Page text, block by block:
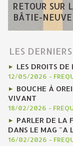
RETOUR SUR
BÂTIE-NEUVE
LES
LES DROITS
12/05/2026 -
BOUCHE À
VIVANT
18/02/2026 -
PARLER DE LA
DANS LE MAG "A
16/02/2026 -